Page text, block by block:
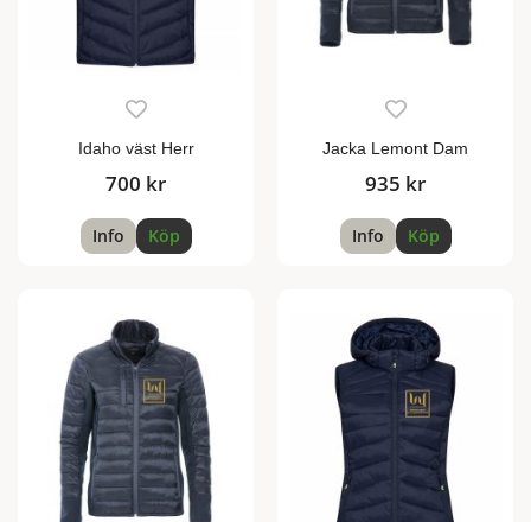
Idaho väst Herr
700 kr
Info Köp
Jacka Lemont Dam
935 kr
Info Köp